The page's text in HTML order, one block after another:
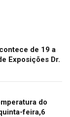
de 19 a
Exposições Dr.
do
feira,6